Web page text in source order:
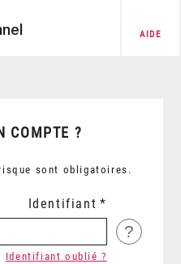
AIDE
COMPTE ?
sont obligatoires.
Identifiant
?
Identifiant oublié ?